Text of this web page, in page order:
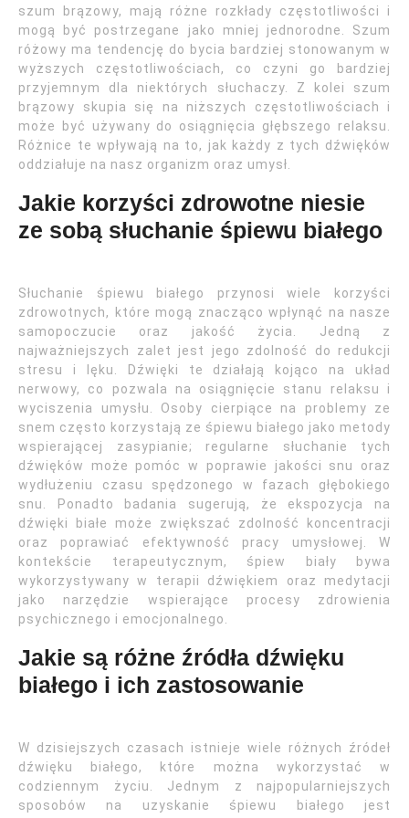
szum brązowy, mają różne rozkłady częstotliwości i
mogą być postrzegane jako mniej jednorodne. Szum
różowy ma tendencję do bycia bardziej stonowanym w
wyższych częstotliwościach, co czyni go bardziej
przyjemnym dla niektórych słuchaczy. Z kolei szum
brązowy skupia się na niższych częstotliwościach i
może być używany do osiągnięcia głębszego relaksu.
Różnice te wpływają na to, jak każdy z tych dźwięków
oddziałuje na nasz organizm oraz umysł.
Jakie korzyści zdrowotne niesie
ze sobą słuchanie śpiewu białego
Słuchanie śpiewu białego przynosi wiele korzyści
zdrowotnych, które mogą znacząco wpłynąć na nasze
samopoczucie oraz jakość życia. Jedną z
najważniejszych zalet jest jego zdolność do redukcji
stresu i lęku. Dźwięki te działają kojąco na układ
nerwowy, co pozwala na osiągnięcie stanu relaksu i
wyciszenia umysłu. Osoby cierpiące na problemy ze
snem często korzystają ze śpiewu białego jako metody
wspierającej zasypianie; regularne słuchanie tych
dźwięków może pomóc w poprawie jakości snu oraz
wydłużeniu czasu spędzonego w fazach głębokiego
snu. Ponadto badania sugerują, że ekspozycja na
dźwięki białe może zwiększać zdolność koncentracji
oraz poprawiać efektywność pracy umysłowej. W
kontekście terapeutycznym, śpiew biały bywa
wykorzystywany w terapii dźwiękiem oraz medytacji
jako narzędzie wspierające procesy zdrowienia
psychicznego i emocjonalnego.
Jakie są różne źródła dźwięku
białego i ich zastosowanie
W dzisiejszych czasach istnieje wiele różnych źródeł
dźwięku białego, które można wykorzystać w
codziennym życiu. Jednym z najpopularniejszych
sposobów na uzyskanie śpiewu białego jest